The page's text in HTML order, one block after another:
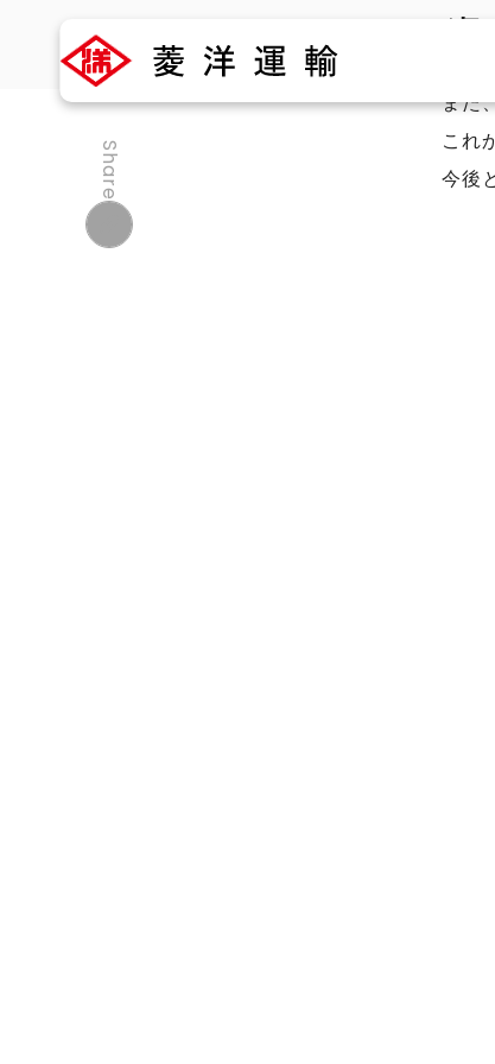
2024.07.18
TOP/ ホームページをリニューアルしました。
Share
充
また
これ
今後